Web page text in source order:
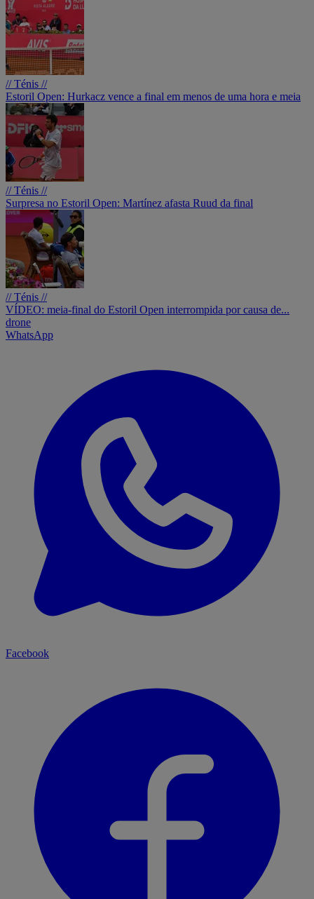
// Ténis //
Estoril Open: Hurkacz vence a final em menos de uma hora e meia
// Ténis //
Surpresa no Estoril Open: Martínez afasta Ruud da final
// Ténis //
VÍDEO: meia-final do Estoril Open interrompida por causa de...
drone
WhatsApp
Facebook